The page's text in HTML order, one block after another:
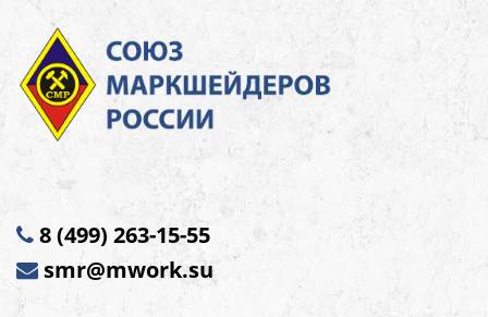
8 (499) 263-15-55
smr@mwork.su